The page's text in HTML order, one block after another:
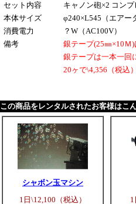
セット内容
キャノン砲×2 コン
本体サイズ
φ240×L545（エアー
消費電力
？W（AC100V）
備考
銀テープ(25㎜×10Ｍ
銀テープは一本一回
20ヶで\4,356（税込
この商品をレンタルされたお客様はこ
シャボン玉マシン
1日\12,100（税込）